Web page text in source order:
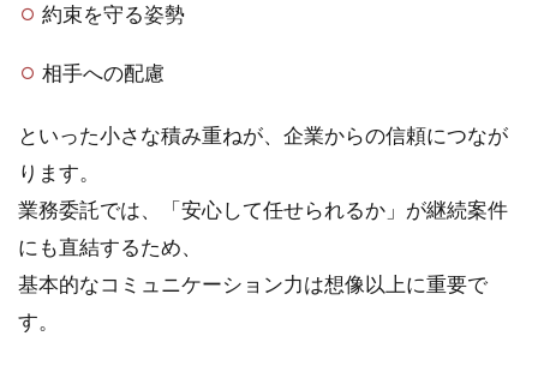
約束を守る姿勢
相手への配慮
といった小さな積み重ねが、企業からの信頼につなが
ります。
業務委託では、「安心して任せられるか」が継続案件
にも直結するため、
基本的なコミュニケーション力は想像以上に重要で
す。